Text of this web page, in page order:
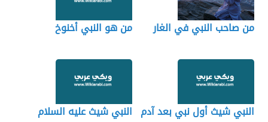
من صاحب النبي في الغار من هو النبي أخنوخ
النبي شيث أول نبي بعد آدم النبي شيث عليه السلام